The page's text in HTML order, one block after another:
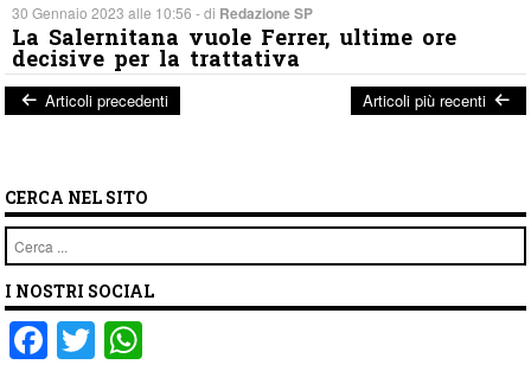
30 Gennaio 2023 alle 10:56 - di Redazione SP
La Salernitana vuole Ferrer, ultime ore
decisive per la trattativa
Articoli precedenti Articoli più recenti
CERCA NEL SITO
Cerca
I NOSTRI SOCIAL
F
a
T
wi